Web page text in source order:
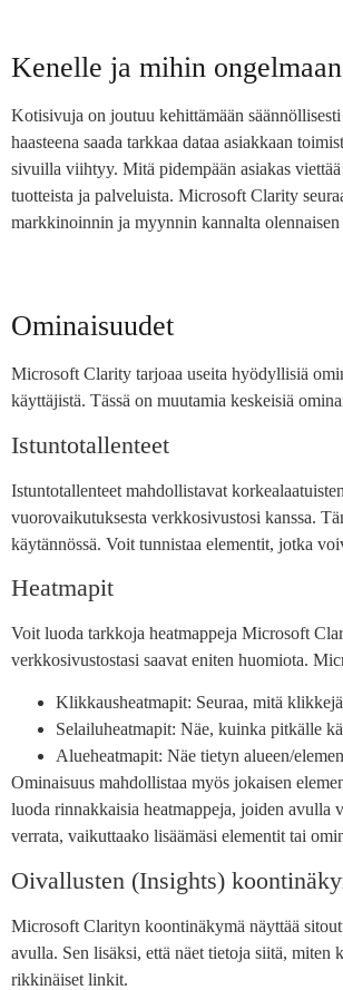
Kenelle ja mihin
Kotisivuja on joutuu kehittämään
haasteena saada tarkkaa dataa asiakkaan
sivuilla viihtyy. Mitä pidempään asiakas
tuotteista ja palveluista. Microsoft Clarity
markkinoinnin ja myynnin kannalta
Ominaisuudet
Microsoft Clarity tarjoaa useita hyödyllisiä
käyttäjistä. Tässä on muutamia keskeisiä
Istuntotallenteet
Istuntotallenteet mahdollistavat
vuorovaikutuksesta verkkosivustosi kanssa.
käytännössä. Voit tunnistaa elementit, jotka
Heatmapit
Voit luoda tarkkoja heatmappeja Microsoft
verkkosivustostasi saavat eniten huomiota.
Klikkausheatmapit: Seuraa, mitä
Selailuheatmapit: Näe, kuinka pitkälle
Alueheatmapit: Näe tietyn alueen/
Ominaisuus mahdollistaa myös jokaisen
luoda rinnakkaisia heatmappeja, joiden
verrata, vaikuttaako lisäämäsi elementit tai
Oivallusten (Insights)
Microsoft Clarityn koontinäkymä näyttää
avulla. Sen lisäksi, että näet tietoja siitä,
rikkinäiset linkit.